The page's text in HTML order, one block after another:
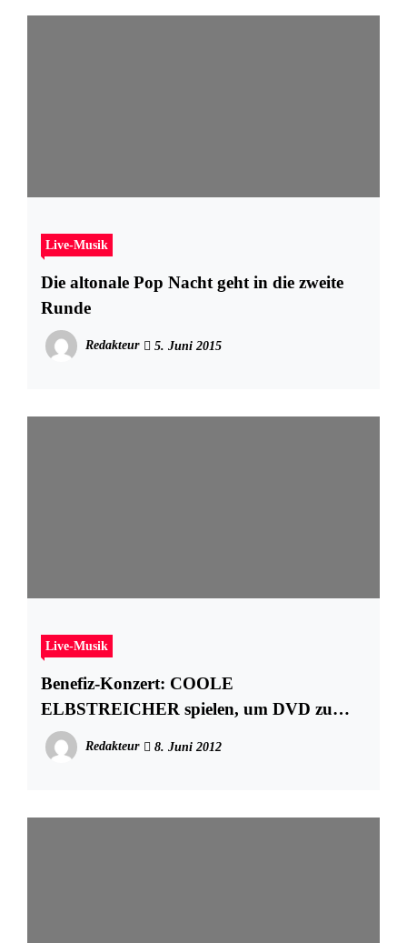
Live-Musik
Die altonale Pop Nacht geht in die zweite
Runde
Redakteur 5. Juni 2015
Live-Musik
Benefiz-Konzert: COOLE
ELBSTREICHER spielen, um DVD zu
finanzieren
Redakteur 8. Juni 2012